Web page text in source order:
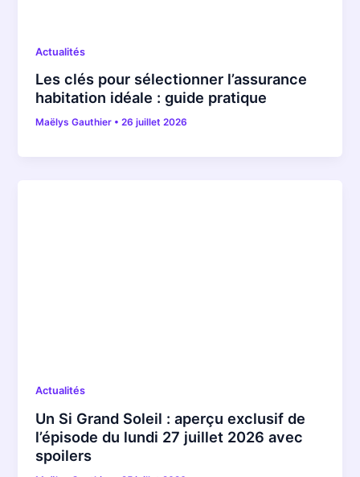
Actualités
Les clés pour sélectionner l’assurance
habitation idéale : guide pratique
Maëlys Gauthier •26 juillet 2026
Actualités
Un Si Grand Soleil : aperçu exclusif de
l’épisode du lundi 27 juillet 2026 avec
spoilers